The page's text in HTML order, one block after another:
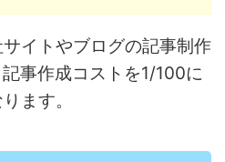
イトやブログの記事制作
事作成コストを1/100に
ます。